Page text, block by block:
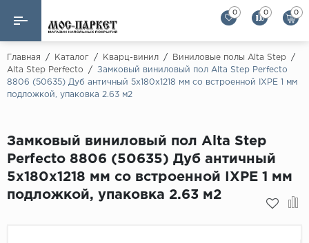
Назад
Ламинат
Назад
Бренды
Alpine Floor
Alpine Floor by
Alsapan
Паркетная доска
Инженерная доска
0 0 0
Главная / Каталог / Кварц-винил / Виниловые полы Alta Step
/
Alta Step Perfecto
/
Замковый виниловый пол Alta Step Perfecto
8806 (50635) Дуб античный 5х180х1218 мм со встроенной IXPE 1 мм
подложкой, упаковка 2.63 м2
Замковый виниловый пол Alta Step
Perfecto 8806 (50635) Дуб античный
5х180х1218 мм со встроенной IXPE 1 мм
подложкой, упаковка 2.63 м2